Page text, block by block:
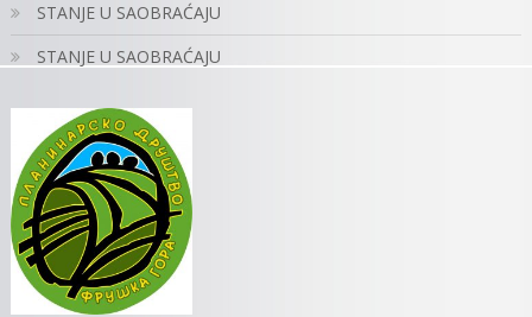
STANJE U SAOBRAĆAJU
STANJE U SAOBRAĆAJU